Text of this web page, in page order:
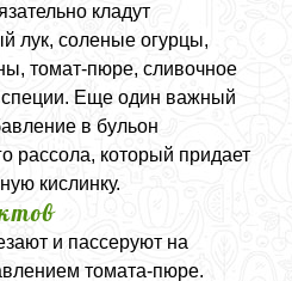
кладут
лук, соленые огурцы,
томат-пюре, сливочное
Еще один важный
в бульон
рассола, который придает
кислинку.
и пассеруют на
томата-пюре.